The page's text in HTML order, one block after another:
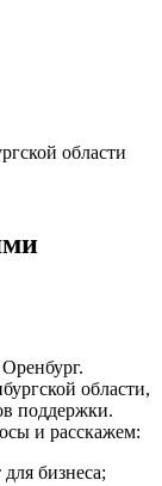
области
области,
поддержки.
и расскажем:
бизнеса;